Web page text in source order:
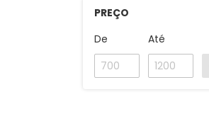
PREÇO
De
Até